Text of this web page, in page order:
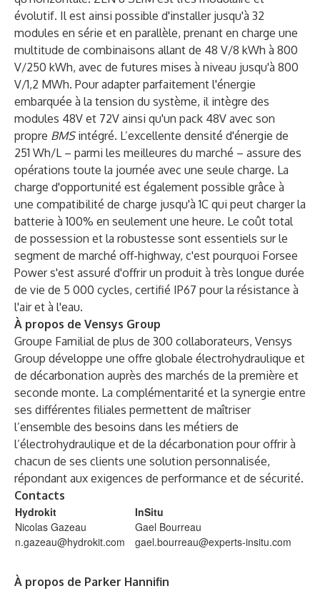
évolutif. Il est ainsi possible d'installer jusqu'à 32
modules en série et en parallèle, prenant en charge une
multitude de combinaisons allant de 48 V/8 kWh à 800
V/250 kWh, avec de futures mises à niveau jusqu'à 800
V/1,2 MWh. Pour adapter parfaitement l'énergie
embarquée à la tension du système, il intègre des
modules 48V et 72V ainsi qu'un pack 48V avec son
propre BMSintégré. L’excellente densité d'énergie de
251 Wh/L – parmi les meilleures du marché – assure des
opérations toute la journée avec une seule charge. La
charge d'opportunité est également possible grâce à
une compatibilité de charge jusqu'à 1C qui peut charger la
batterie à 100% en seulement une heure. Le coût total
de possession et la robustesse sont essentiels sur le
segment de marché off-highway, c'est pourquoi Forsee
Power s'est assuré d'offrir un produit à très longue durée
de vie de 5 000 cycles, certifié IP67 pour la résistance à
l'air et à l'eau.
À propos de Vensys Group
Groupe Familial de plus de 300 collaborateurs, Vensys
Group développe une offre globale électrohydraulique et
de décarbonation auprès des marchés de la première et
seconde monte. La complémentarité et la synergie entre
ses différentes filiales permettent de maîtriser
l’ensemble des besoins dans les métiers de
l’électrohydraulique et de la décarbonation pour offrir à
chacun de ses clients une solution personnalisée,
répondant aux exigences de performance et de sécurité.
Contacts
Hydrokit
Nicolas Gazeau
n.gazeau@hydrokit.com
InSitu
Gael Bourreau
gael.bourreau@experts-insitu.com
À propos de Parker Hannifin